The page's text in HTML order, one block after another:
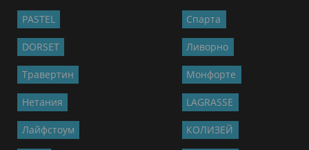
PASTEL Спарта
DORSET Ливорно
Травертин Монфорте
Нетания LAGRASSE
Лайфстоум КОЛИЗЕЙ